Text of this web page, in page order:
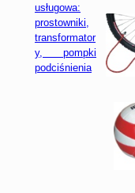
usługowa:
prostowniki,
transformator
y, pompki
podciśnienia